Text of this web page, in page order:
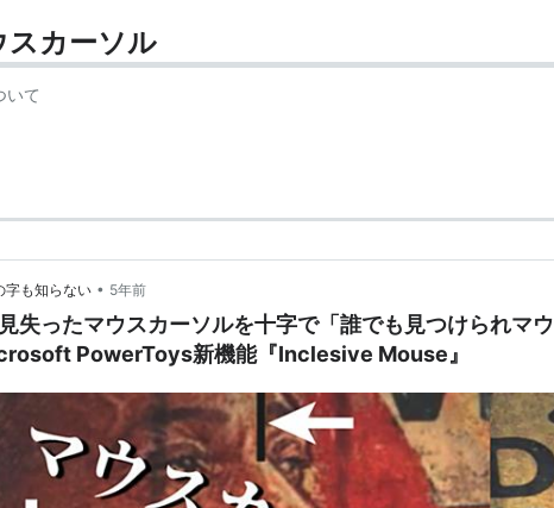
スカーソル
いて
字も知らない • 5年前
ったマウスカーソルを十字で「誰でも見つけられマウ
PowerToys新機能『Inclesive Mouse』